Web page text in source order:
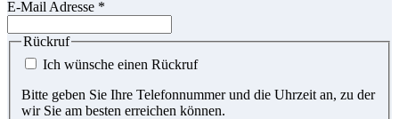
E-Mail Adresse *
Rückruf
Ich wünsche einen Rückruf
Bitte geben Sie Ihre Telefonnummer und die Uhrzeit an, zu der
wir Sie am besten erreichen können.